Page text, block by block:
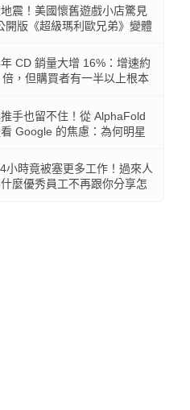
震！美國懷舊遊戲小店驚見
開版《超級瑪利歐兄弟》變體
CD 銷量大增 16%：增速約
，但購買者有一半以上根本
手也留不住！從 AlphaFold
Google 的焦慮：為何明星
小時竟被塞更多工作！過來人
麼優秀員工不再跟你分享怎